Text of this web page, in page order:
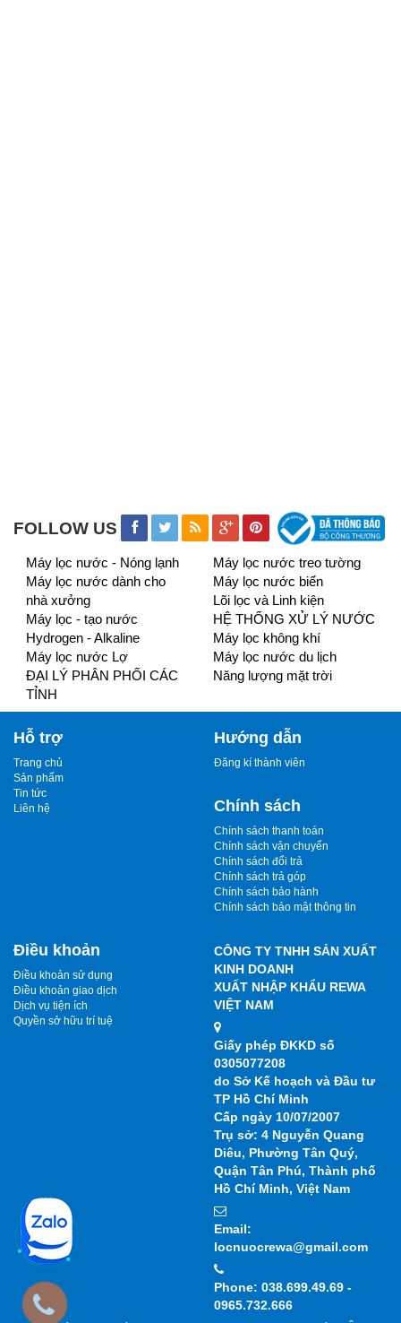
FOLLOW US
Máy lọc nước - Nóng lạnh
Máy lọc nước treo tường
Máy lọc nước dành cho
nhà xưởng
Máy lọc nước biển
Lõi lọc và Linh kiện
Máy lọc - tạo nước
Hydrogen - Alkaline
HỆ THỐNG XỬ LÝ NƯỚC
Máy lọc không khí
Máy lọc nước Lợ
Máy lọc nước du lịch
ĐẠI LÝ PHÂN PHỐI CÁC
TỈNH
Năng lượng mặt trời
Hỗ trợ
Trang chủ
Sản phẩm
Tin tức
Liên hệ
Hướng dẫn
Đăng kí thành viên
Chính sách
Chính sách thanh toán
Chính sách vận chuyển
Chính sách đổi trả
Chính sách trả góp
Chính sách bảo hành
Chính sách bảo mật thông tin
Điều khoản
Điều khoản sử dụng
Điều khoản giao dịch
Dịch vụ tiện ích
Quyền sở hữu trí tuệ
CÔNG TY TNHH SẢN XUẤT
KINH DOANH
XUẤT NHẬP KHẨU REWA
VIỆT NAM
Giấy phép ĐKKD số
0305077208
do Sở Kế hoạch và Đầu tư
TP Hồ Chí Minh
Cấp ngày 10/07/2007
Trụ sở: 4 Nguyễn Quang
Diêu, Phường Tân Quý,
Quận Tân Phú, Thành phố
Hồ Chí Minh, Việt Nam
Email:
locnuocrewa@gmail.com
Phone: 038.699.49.69 -
0965.732.666